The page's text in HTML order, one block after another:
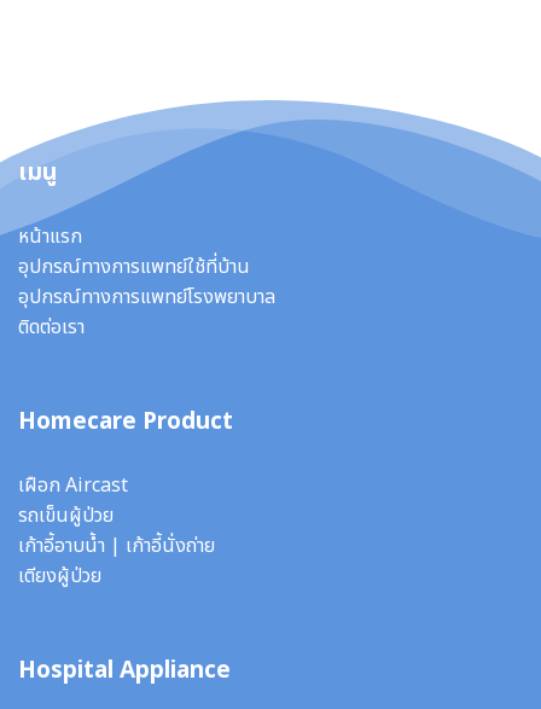
เมนู
หน้าแรก
อุปกรณ์ทางการแพทย์ใช้ที่บ้าน
อุปกรณ์ทางการแพทย์โรงพยาบาล
ติดต่อเรา
Homecare Product
เฝือก Aircast
รถเข็นผู้ป่วย
เก้าอี้อาบน้ำ | เก้าอี้นั่งถ่าย
เตียงผู้ป่วย
Hospital Appliance